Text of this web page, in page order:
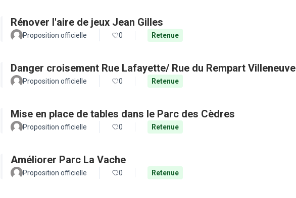
Rénover l'aire de jeux Jean Gilles
Proposition officielle 0 Retenue
Danger croisement Rue Lafayette/ Rue du Rempart Villeneuve
Proposition officielle 0 Retenue
Mise en place de tables dans le Parc des Cèdres
Proposition officielle 0 Retenue
Améliorer Parc La Vache
Proposition officielle 0 Retenue